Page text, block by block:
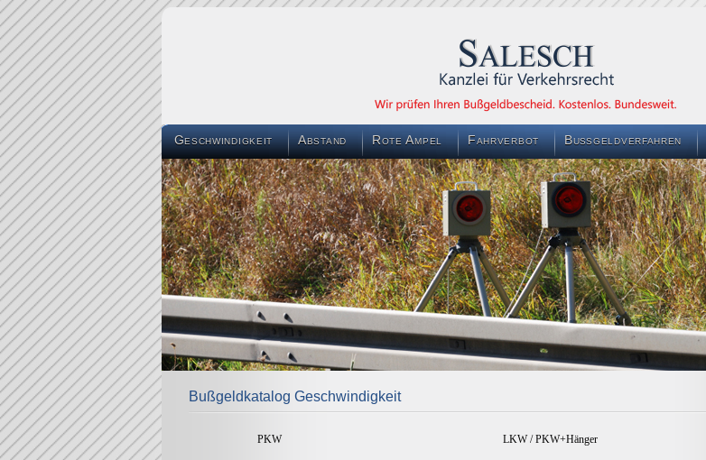
Geschwindigkeit Abstand Rote Ampel Fahrverbot Bußgeldverfahren
Bußgeldkatalog Geschwindigkeit
PKW LKW / PKW+Hänger